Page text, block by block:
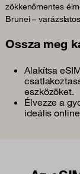
zökkenőmentes
Brunei –
Ossza meg
Alakítsa
eszközöket.
Élvezze a
ideális